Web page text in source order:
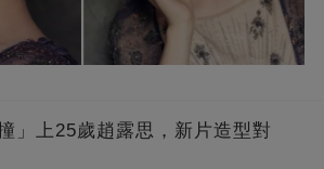
」上25歲趙露思，新片造型對